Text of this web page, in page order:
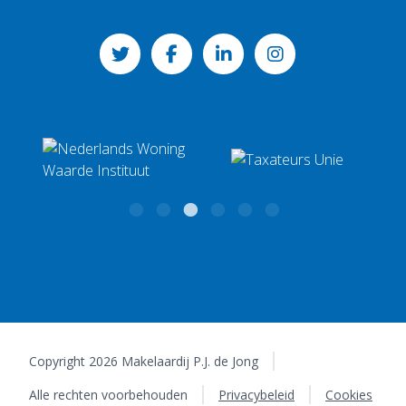
info@makelaardijpjdejong.nl
8711 CV Workum
Copyright 2026 Makelaardij P.J. de Jong
Alle rechten voorbehouden
Privacybeleid Cookies